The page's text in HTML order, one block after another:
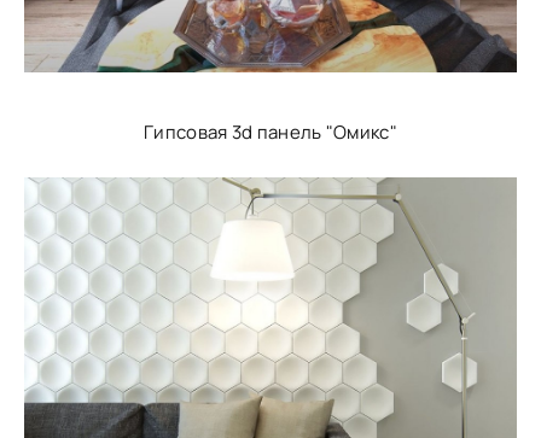
Гипсовая 3d панель "Омикс"